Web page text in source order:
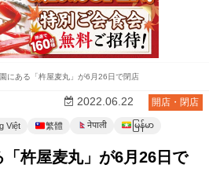
にある「杵屋麦丸」が6月26日で閉店
開店・閉店
2022.06.22
Việt 繁體 नेपाली မြန်မာ
杵屋麦丸」が6月26日で